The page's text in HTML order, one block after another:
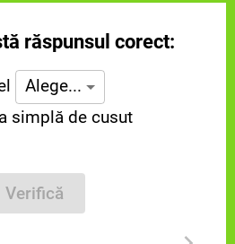
răspunsul corect:
Alege...
simplă de cusut
Verifică